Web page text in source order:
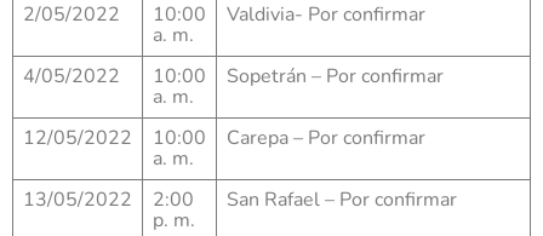
2/05/2022
10:00
a. m.
Valdivia- Por confirmar
4/05/2022 10:00
a. m.
Sopetrán – Por confirmar
12/05/2022 10:00
a. m.
Carepa – Por confirmar
13/05/2022 2:00
p. m.
San Rafael – Por confirmar